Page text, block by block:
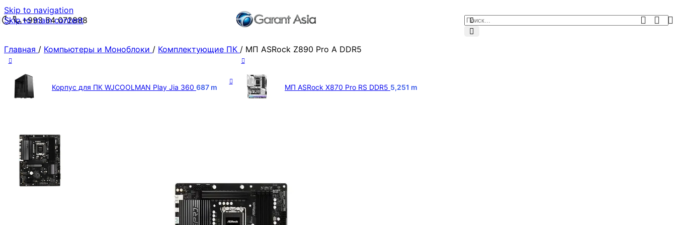
Skip to navigation
Skip to main content
+993 64 072888
Главная / Компьютеры и Моноблоки / Комплектующие ПК / МП ASRock Z890 Pro A DDR5
Корпус для ПК WJCOOLMAN Play Jia 360 687 m МП ASRock X870 Pro RS DDR5 5,251 m